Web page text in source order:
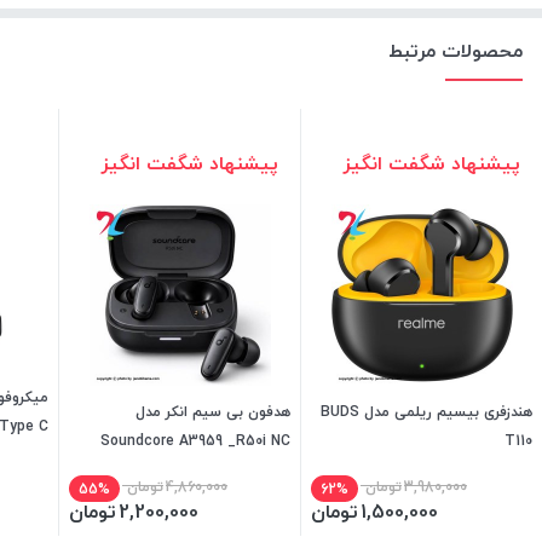
محصولات مرتبط
پیشنهاد شگفت انگیز
هندزفری بیسیم ریلمی مدل BUDS
T110
3,980,000تومان 62%
1,500,000تومان
پیشنهاد شگفت انگیز
هدفون بی سیم انکر مدل
Soundcore A3959 _R50i NC
4,860,000تومان 55%
2,200,000تومان
C